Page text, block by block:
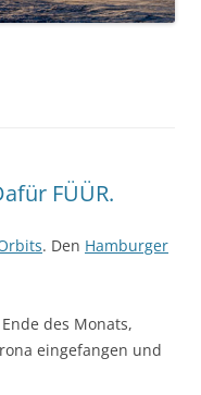
FÜÜR.
. Den Hamburger
des Monats,
eingefangen und